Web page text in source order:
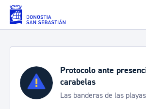
Saltar al contenido principal
Protocolo ante
carabelas
Las banderas de las